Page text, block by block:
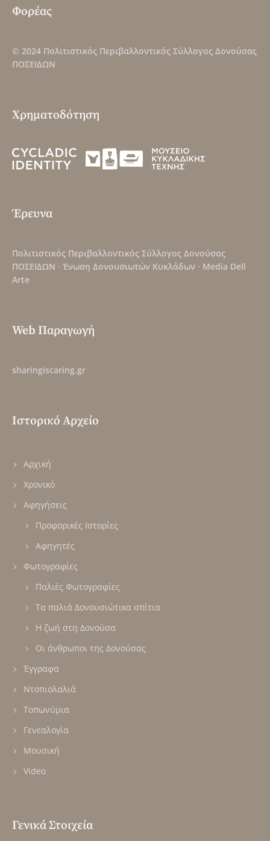
Φορέας
© 2024 Πολιτιστικός Περιβαλλοντικός Σύλλογος Δονούσας
ΠΟΣΕΙΔΩΝ
Χρηματοδότηση
Έρευνα
Πολιτιστικός Περιβαλλοντικός Σύλλογος Δονούσας
ΠΟΣΕΙΔΩΝ · Ένωση Δονουσιωτών Κυκλάδων · Media Dell
Arte
Web Παραγωγή
sharingiscaring.gr
Ιστορικό Αρχείο
Αρχική
Χρονικό
Αφηγήσεις
Προφορικές Ιστορίες
Αφηγητές
Φωτογραφίες
Παλιές Φωτογραφίες
Τα παλιά Δονουσιώτικα σπίτια
Η ζωή στη Δονούσα
Οι άνθρωποι της Δονούσας
Έγγραφα
Ντοπιολαλιά
Τοπωνύμια
Γενεαλογία
Μουσική
Video
Γενικά Στοιχεία